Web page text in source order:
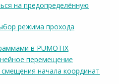
на предопределённую
режима прохода
в PUMOTIX
перемещение
смещения начала координат